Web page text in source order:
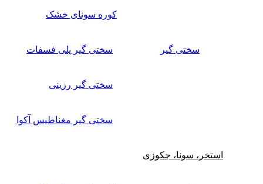
کوره سونای خشک
سختی گیر سختی گیر پلی فسفات
سختی گیر رزینی
سختی گیر مغناطیس آکوا
استخر، سونا، جکوزی